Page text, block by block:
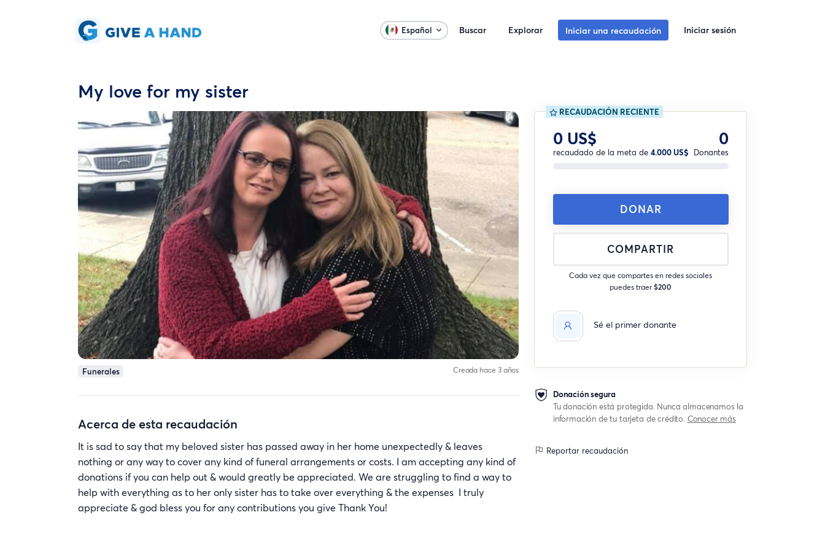
Español Buscar Explorar Iniciar una recaudación Iniciar sesión
My love for my sister
Funerales Creada hace 3 años
Acerca de esta recaudación
It is sad to say that my beloved sister has passed away in her home unexpectedly & leaves
nothing or any way to cover any kind of funeral arrangements or costs. I am accepting any kind of
donations if you can help out & would greatly be appreciated. We are struggling to find a way to
help with everything as to her only sister has to take over everything & the expenses I truly
appreciate & god bless you for any contributions you give Thank You!
RECAUDACIÓN RECIENTE
0 US$
recaudado de la meta de 4.000 US$
0
Donantes
DONAR
COMPARTIR
Cada vez que compartes en redes sociales
puedes traer$200
Sé el primer donante
Donación segura
Tu donación está protegida. Nunca almacenamos la
información de tu tarjeta de crédito. Conocer más
Reportar recaudación